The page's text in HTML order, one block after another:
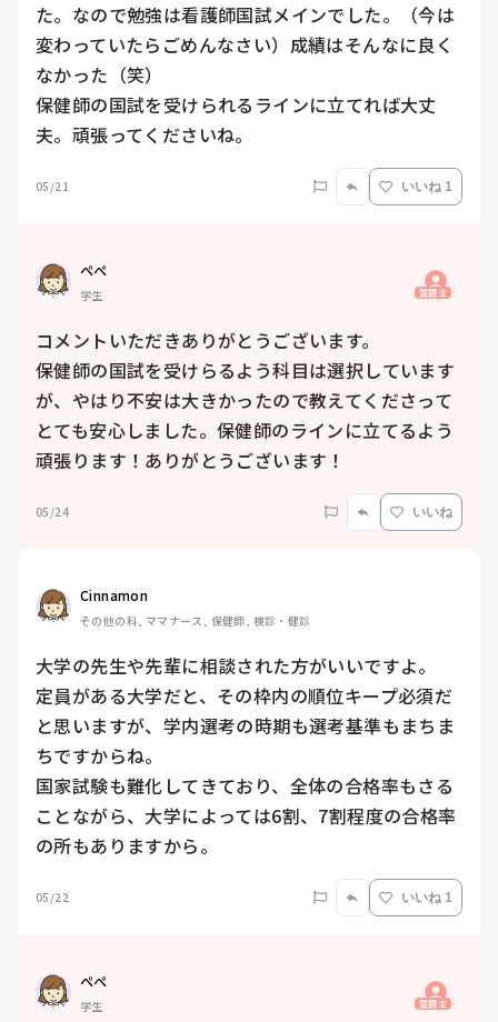
た。なので勉強は看護師国試メインでした。（今は
変わっていたらごめんなさい）成績はそんなに良く
なかった（笑）
保健師の国試を受けられるラインに立てれば大丈
夫。頑張ってくださいね。
05/21 いいね 1
ぺぺ
学生 質問主
コメントいただきありがとうございます。
保健師の国試を受けらるよう科目は選択しています
が、やはり不安は大きかったので教えてくださって
とても安心しました。保健師のラインに立てるよう
頑張ります！ありがとうございます！
05/24 いいね
Cinnamon
その他の科, ママナース, 保健師, 検診・健診
大学の先生や先輩に相談された方がいいですよ。
定員がある大学だと、その枠内の順位キープ必須だ
と思いますが、学内選考の時期も選考基準もまちま
ちですからね。
国家試験も難化してきており、全体の合格率もさる
ことながら、大学によっては6割、7割程度の合格率
の所もありますから。
05/22 いいね 1
ぺぺ
学生 質問主